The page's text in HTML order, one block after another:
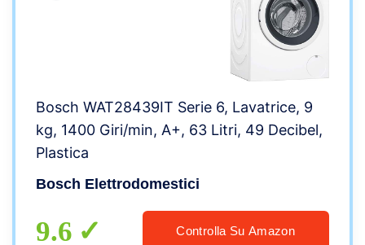
Bosch WAT28439IT Serie 6, Lavatrice, 9
kg, 1400 Giri/min, A+, 63 Litri, 49 Decibel,
Plastica
Bosch Elettrodomestici
9.6 Controlla Su Amazon